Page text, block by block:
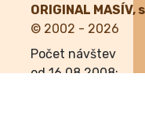
ORIGINAL MASÍV,
© 2002 - 2026
Počet návštev
od 16.08.2008: